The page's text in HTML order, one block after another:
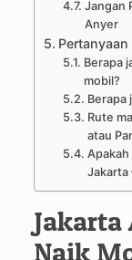
Jangan
Anyer
Pertanyaan
Berapa
mobil?
Berapa
Rute
atau
Jakarta
Jakarta
Naik